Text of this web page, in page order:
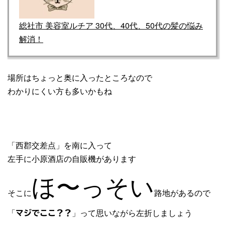
総社市 美容室ルチア 30代、40代、50代の髪の悩み
解消！
場所はちょっと奥に入ったところなので
わかりにくい方も多いかもね
「西郡交差点」を南に入って
左手に小原酒店の自販機があります
そこにほ〜っそい路地があるので
「マジでここ？？ 」って思いながら左折しましょう